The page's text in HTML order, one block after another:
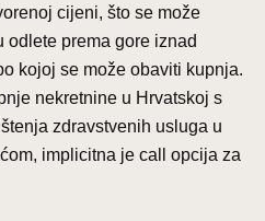
cijeni, što se može
odlete prema gore iznad
kojoj se može obaviti kupnja.
nekretnine u Hrvatskoj s
zdravstvenih usluga u
implicitna je call opcija za